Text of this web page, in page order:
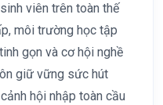
viên trên toàn thế
môi trường học tập
gọn và cơ hội nghề
giữ vững sức hút
hội nhập toàn cầu